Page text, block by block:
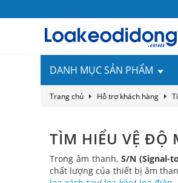
DANH MỤC SẢN PHẨM
Trang chủ Hỗ trợ khách hàng
TÌM HIỂU VỆ ĐỘ
Trong âm thanh, S/N (Signal-
chất lượng của thiết bị âm